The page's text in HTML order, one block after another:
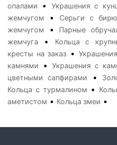
опалами
• Украшения с
жемчугом
• Серьги с
жемчугом
• Парные
жемчуга
• Кольца с
кресты на заказ •
камнями
• Украшения с
цветными сапфирами
•
Кольца с турмалином •
аметистом • Кольца змеи •